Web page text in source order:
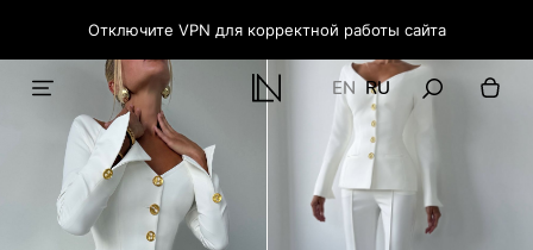
Отключите VPN для корректной работы сайта
EN RU